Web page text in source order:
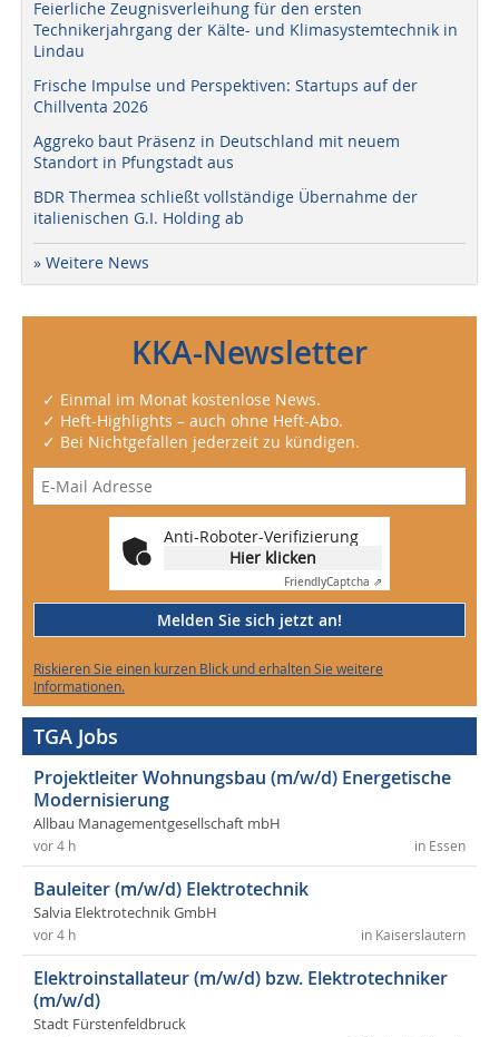
Feierliche Zeugnisverleihung für den ersten
Technikerjahrgang der Kälte- und Klimasystemtechnik in
Lindau
Frische Impulse und Perspektiven: Startups auf der
Chillventa 2026
Aggreko baut Präsenz in Deutschland mit neuem
Standort in Pfungstadt aus
BDR Thermea schließt vollständige Übernahme der
italienischen G.I. Holding ab
» Weitere News
KKA-Newsletter
✓ Einmal im Monat kostenlose News.
✓ Heft-Highlights – auch ohne Heft-Abo.
✓ Bei Nichtgefallen jederzeit zu kündigen.
Anti-Roboter-Verifizierung
Hier klicken
FriendlyCaptcha ⇗
Melden Sie sich jetzt an!
Riskieren Sie einen kurzen Blick und erhalten Sie weitere
Informationen.
TGA Jobs
Projektleiter Wohnungsbau (m/w/d) Energetische
Modernisierung
Allbau Managementgesellschaft mbH
in Essen
vor 4 h
Bauleiter (m/w/d) Elektrotechnik
Salvia Elektrotechnik GmbH
in Kaiserslautern
vor 4 h
Elektroinstallateur (m/w/d) bzw. Elektrotechniker
(m/w/d)
Stadt Fürstenfeldbruck